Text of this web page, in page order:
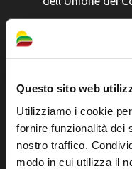
Questo sito web
Utilizziamo i cookie
fornire funzionalità dei
nostro traffico.
modo in cui utilizza il
P.IVA e
P.E.C.